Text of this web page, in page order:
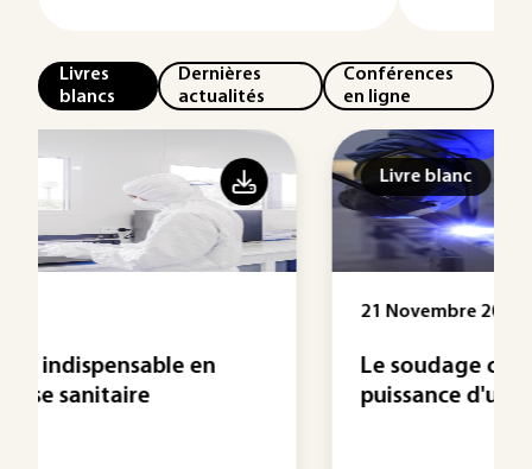
Livres
blancs
Dernières
actualités
Conférences
en ligne
Livre blanc
Le soudage cobotisé : montée en
puissance d'un métier ...